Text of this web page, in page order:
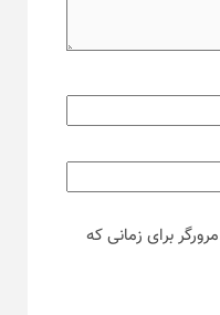
برای زمانی که